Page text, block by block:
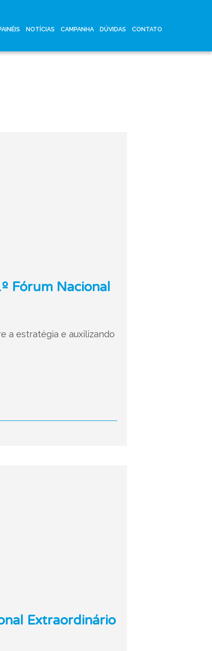
NOTÍCIAS CAMPANHA DÚVIDAS CONTATO
Fórum Nacional
a estratégia e auxilizando
Extraordinário